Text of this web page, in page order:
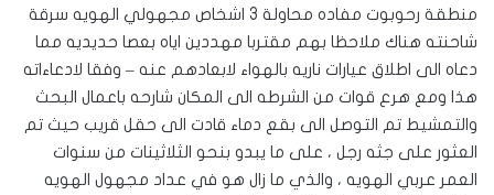
منطقة رحوبوت مفاده محاولة 3 اشخاص مجهولي الهويه سرقة
شاحنته هناك ملاحظا بهم مقتربا مهددين اياه بعصا حديديه مما
دعاه الى اطلاق عيارات ناريه بالهواء لابعادهم عنه – وفقا لادعاءاته
هذا ومع هرع قوات من الشرطه الى المكان شارحه باعمال البحث
والتمشيط تم التوصل الى بقع دماء قادت الى حقل قريب حيث تم
العثور على جثه رجل ، على ما يبدو بنحو الثلاثينات من سنوات
العمر عربي الهويه ، والذي ما زال هو في عداد مجهول الهويه